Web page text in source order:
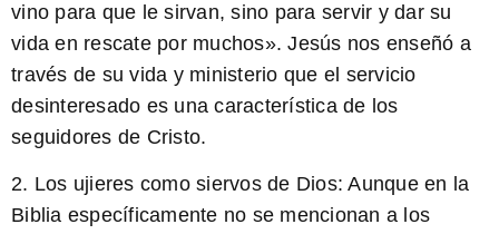
vino para que le sirvan, sino para servir y dar su
vida en rescate por muchos». Jesús nos enseñó a
través de su vida y ministerio que el servicio
desinteresado es una característica de los
seguidores de Cristo.
2. Los ujieres como siervos de Dios: Aunque en la
Biblia específicamente no se mencionan a los